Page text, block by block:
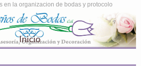
en la organizacion de bodas y protocolo
Inicio